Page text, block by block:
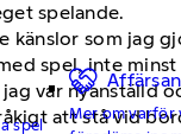
spel
Mer om varför
spelande.
känslor som jag
spel, inte
jag var
att stå vid